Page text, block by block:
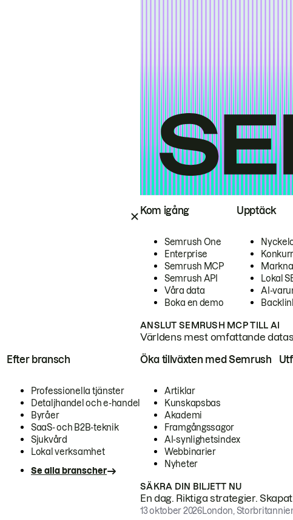
Kom igång
Semrush One
Enterprise
Semrush MCP
Semrush API
Våra data
Boka en demo
Upptäck
Lokal
AI-
ANSLUT SEMRUSH MCP TILL AI
Världens mest omfattande
Efter bransch
Professionella tjänster
Detaljhandel och e-handel
Byråer
SaaS- och B2B-teknik
Sjukvård
Lokal verksamhet
Se alla branscher
Öka tillväxten med Semrush
Artiklar
Kunskapsbas
Akademi
Framgångssagor
AI-synlighetsindex
Webbinarier
Nyheter
SÄKRA DIN BILJETT NU
En dag. Riktiga strategier.
13 oktober 2026London,